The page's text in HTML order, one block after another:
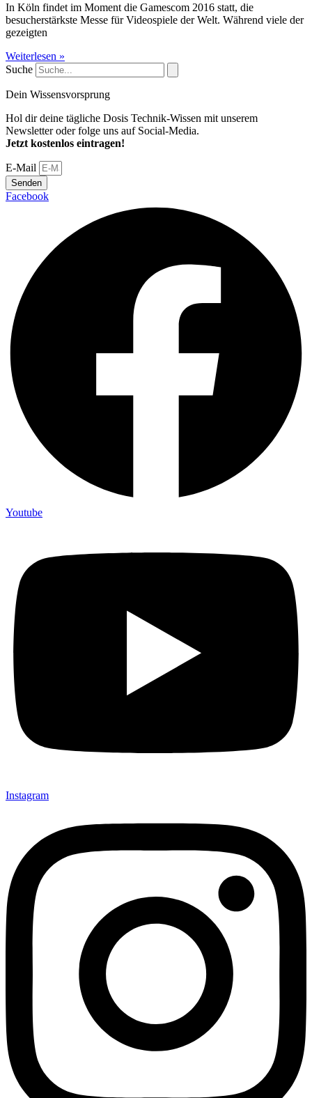
In Köln findet im Moment die Gamescom 2016 statt, die
besucherstärkste Messe für Videospiele der Welt. Während viele der
gezeigten
Weiterlesen »
Suche
Dein Wissensvorsprung
Hol dir deine tägliche Dosis Technik-Wissen mit unserem
Newsletter oder folge uns auf Social-Media.
Jetzt kostenlos eintragen!
E-Mail
Senden
Facebook
Youtube
Instagram